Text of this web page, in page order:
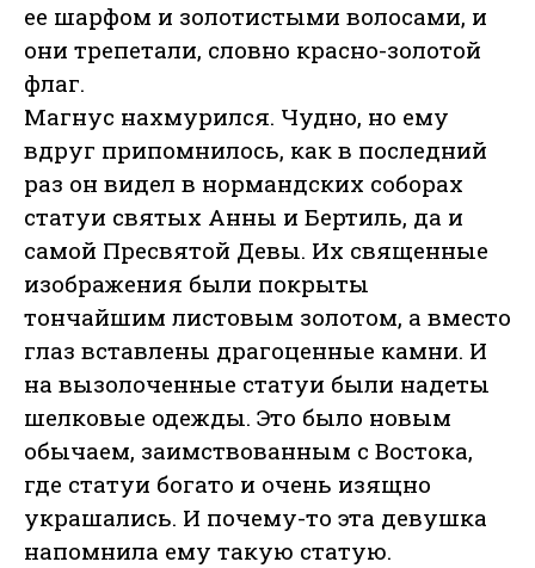
ее шарфом и золотистыми волосами, и
они трепетали, словно красно-золотой
флаг.
Магнус нахмурился. Чудно, но ему
вдруг припомнилось, как в последний
раз он видел в нормандских соборах
статуи святых Анны и Бертиль, да и
самой Пресвятой Девы. Их священные
изображения были покрыты
тончайшим листовым золотом, а вместо
глаз вставлены драгоценные камни. И
на вызолоченные статуи были надеты
шелковые одежды. Это было новым
обычаем, заимствованным с Востока,
где статуи богато и очень изящно
украшались. И почему-то эта девушка
напомнила ему такую статую.